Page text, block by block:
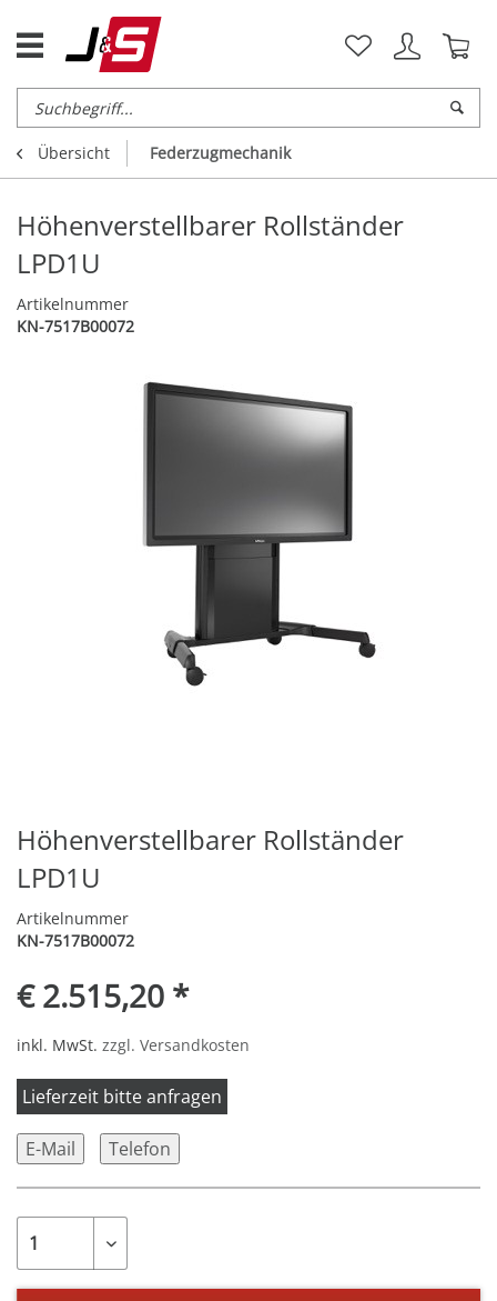
Übersicht Federzugmechanik
Höhenverstellbarer Rollständer
LPD1U
Artikelnummer
KN-7517B00072
Höhenverstellbarer Rollständer
LPD1U
Artikelnummer
KN-7517B00072
€ 2.515,20 *
inkl. MwSt. zzgl. Versandkosten
Lieferzeit bitte anfragen
E-Mail Telefon